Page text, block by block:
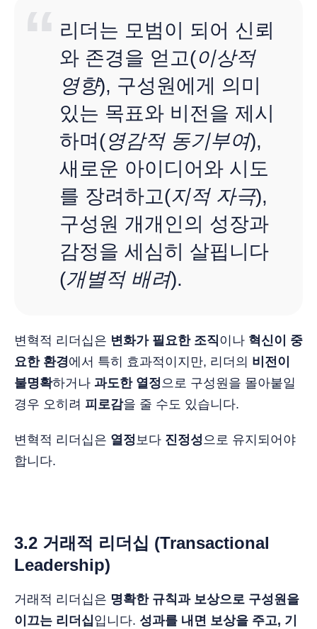
리더는 모범이 되어 신뢰
와 존경을 얻고(이상적
영향), 구성원에게 의미
있는 목표와 비전을 제시
하며(영감적 동기부여),
새로운 아이디어와 시도
를 장려하고(지적 자극),
구성원 개개인의 성장과
감정을 세심히 살핍니다
(개별적 배려).
변혁적 리더십은 변화가 필요한 조직이나 혁신이 중
요한 환경에서 특히 효과적이지만, 리더의 비전이
불명확하거나 과도한 열정으로 구성원을 몰아붙일
경우 오히려 피로감을 줄 수도 있습니다.
변혁적 리더십은 열정보다 진정성으로 유지되어야
합니다.
3.2 거래적 리더십 (Transactional
Leadership)
거래적 리더십은 명확한 규칙과 보상으로 구성원을
이끄는 리더십입니다. 성과를 내면 보상을 주고, 기